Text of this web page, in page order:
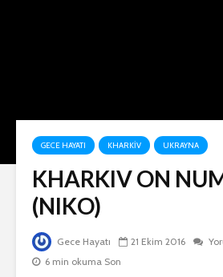
GECE HAYATI KHARKIV UKRAYNA
KHARKIV ON
(NIKO)
Gece Hayatı 21 Ekim 2016
6 min okuma Son